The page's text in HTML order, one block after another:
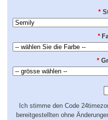
*
*
*
Ich stimme den Code
bereitgestellten ohne